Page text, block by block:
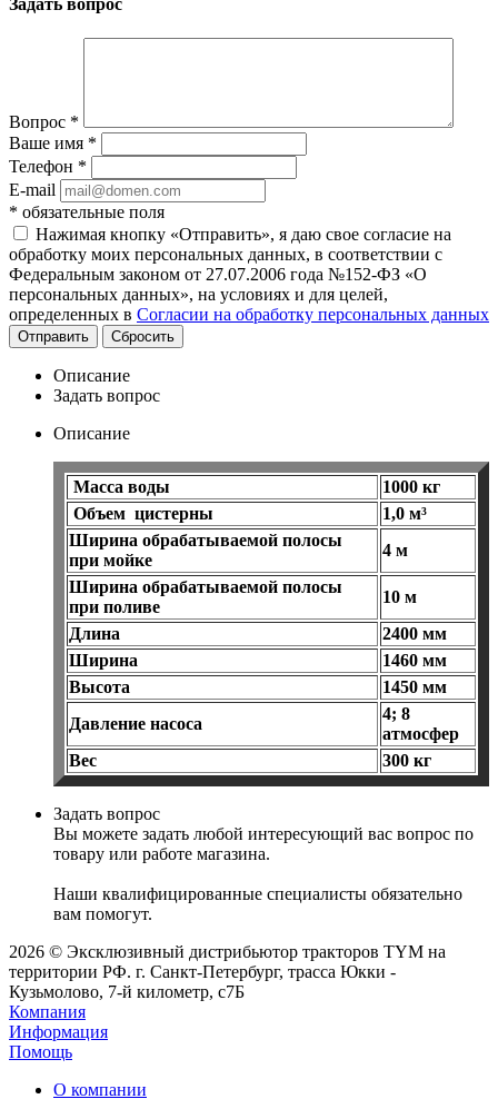
Задать вопрос
Вопрос *
Ваше имя *
Телефон *
E-mail
* обязательные поля
Нажимая кнопку «Отправить», я даю свое согласие на
обработку моих персональных данных, в соответствии с
Федеральным законом от 27.07.2006 года №152-ФЗ «О
персональных данных», на условиях и для целей,
определенных в Согласии на обработку персональных данных
Отправить Сбросить
Описание
Задать вопрос
Описание
Масса воды
1000 кг
Объем цистерны
1,0 м³
Ширина обрабатываемой полосы
при мойке
4 м
Ширина обрабатываемой полосы
при поливе
10 м
Длина
2400 мм
Ширина
1460 мм
Высота
1450 мм
Давление насоса
4; 8
атмосфер
Вес
300 кг
Задать вопрос
Вы можете задать любой интересующий вас вопрос по
товару или работе магазина.
Наши квалифицированные специалисты обязательно
вам помогут.
2026 © Эксклюзивный дистрибьютор тракторов TYM на
территории РФ. г. Санкт-Петербург, трасса Юкки -
Кузьмолово, 7-й километр, с7Б
Компания
Информация
Помощь
О компании